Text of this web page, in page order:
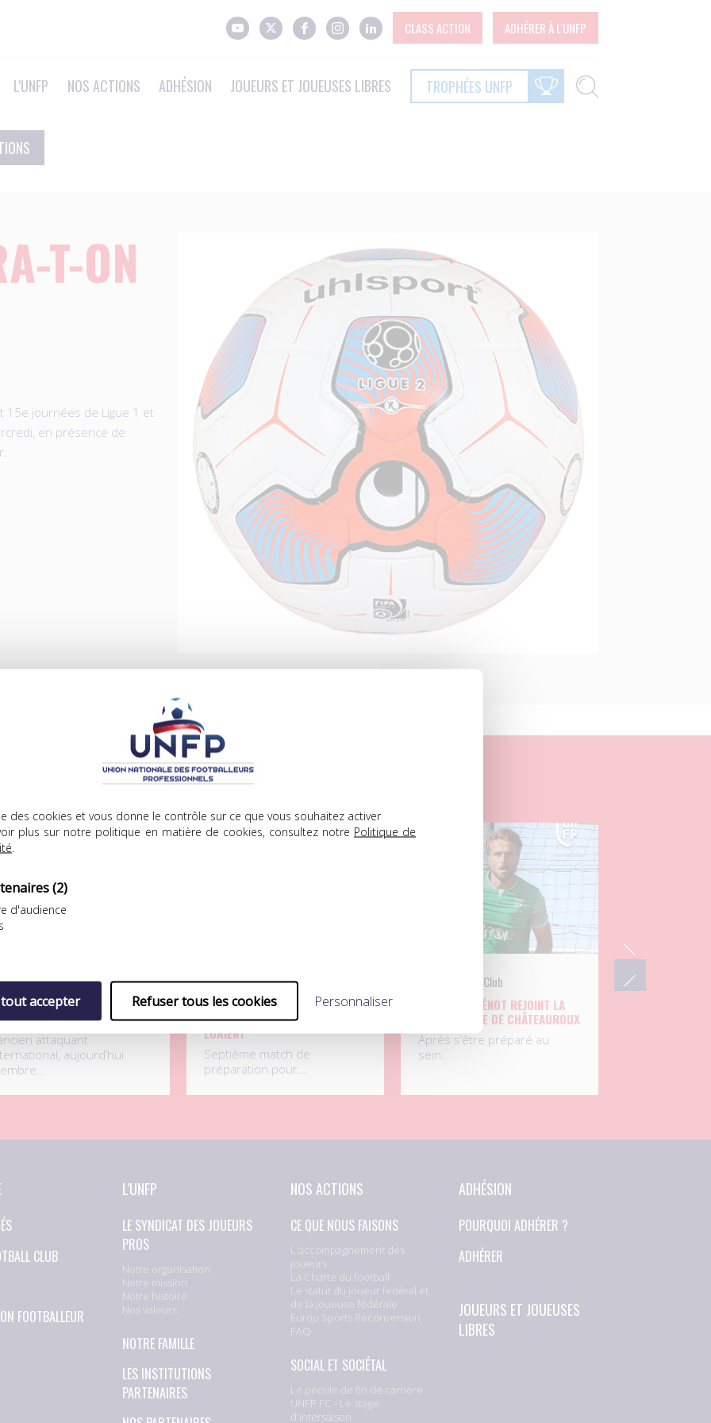
des cookies et vous donne le contrôle sur ce que vous souhaitez activer
plus sur notre politique en matière de cookies, consultez notre Politique de
(2)
d'audience
accepter Refuser tous les cookies Personnaliser
CLASS ACTION ADHÉRER À L'UNFP
L'UNFP NOS ACTIONS ADHÉSION JOUEURS ET JOUEUSES LIBRES TROPHÉES UNFP
T-ON
15e journées de Ligue 1 et
en présence de
de solidarité
ANNIVERSAIRE À
GOMIS
attaquant
aujourd’hui
04.08.2026
UNFP Football Club
DÉFAITE LOGIQUE POUR L’UNFP
FOOTBALL CLUB FACE AU FC
LORIENT
Septième match de
préparation pour…
04.08.2026
UNFP Football Club
SÉBASTIEN RÉNOT REJOINT LA
BERRICHONNE DE CHÂTEAUROUX
Après s’être préparé au
sein…
CLUB
FOOTBALLEUR
L'UNFP
LE SYNDICAT DES JOUEURS
PROS
Notre organisation
Notre mission
Notre histoire
Nos valeurs
NOTRE FAMILLE
LES INSTITUTIONS
PARTENAIRES
NOS ACTIONS
CE QUE NOUS FAISONS
L'accompagnement des
joueurs
La Charte du football
Le statut du joueur fédéral et
de la joueuse fédérale
Europ Sports Reconversion
FAQ
SOCIAL ET SOCIÉTAL
Le pécule de fin de carrière
UNFP FC - Le stage
d'intersaison
ADHÉSION
POURQUOI ADHÉRER ?
ADHÉRER
JOUEURS ET JOUEUSES
LIBRES